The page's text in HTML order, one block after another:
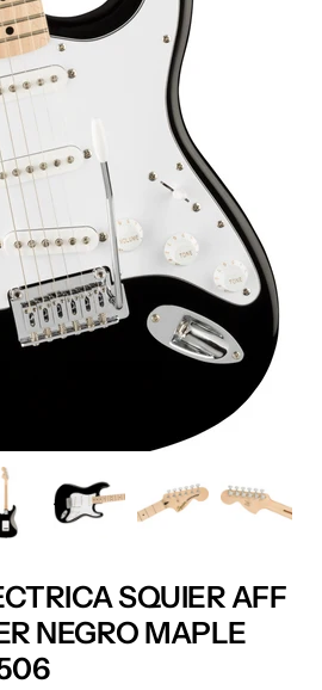
SQUIER AFF
NEGRO MAPLE